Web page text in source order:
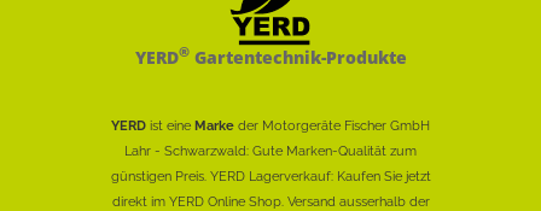
YERD®Gartentechnik-Produkte
YERD ist eine Marke der Motorgeräte Fischer GmbH
Lahr - Schwarzwald: Gute Marken-Qualität zum
günstigen Preis. YERD Lagerverkauf: Kaufen Sie jetzt
direkt im YERD Online Shop. Versand ausserhalb der